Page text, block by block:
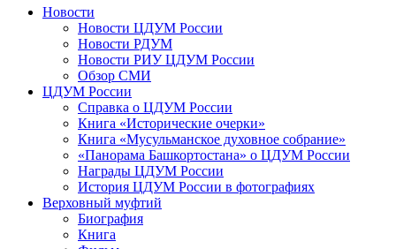
Новости
Новости ЦДУМ России
Новости РДУМ
Новости РИУ ЦДУМ России
Обзор СМИ
ЦДУМ России
Справка о ЦДУМ России
Книга «Исторические очерки»
Книга «Мусульманское духовное собрание»
«Панорама Башкортостана» о ЦДУМ России
Награды ЦДУМ России
История ЦДУМ России в фотографиях
Верховный муфтий
Биография
Книга